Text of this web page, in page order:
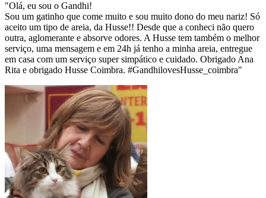
"Olá, eu sou o Gandhi!
Sou um gatinho que come muito e sou muito dono do meu nariz! Só
aceito um tipo de areia, da Husse!! Desde que a conheci não quero
outra, aglomerante e absorve odores. A Husse tem também o melhor
serviço, uma mensagem e em 24h já tenho a minha areia, entregue
em casa com um serviço super simpático e cuidado. Obrigado Ana
Rita e obrigado Husse Coimbra. #GandhilovesHusse_coimbra"